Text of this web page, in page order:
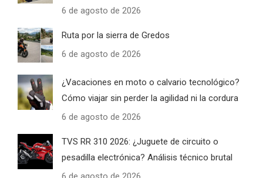
6 de agosto de 2026
Ruta por la sierra de Gredos
6 de agosto de 2026
¿Vacaciones en moto o calvario tecnológico?
Cómo viajar sin perder la agilidad ni la cordura
6 de agosto de 2026
TVS RR 310 2026: ¿Juguete de circuito o
pesadilla electrónica? Análisis técnico brutal